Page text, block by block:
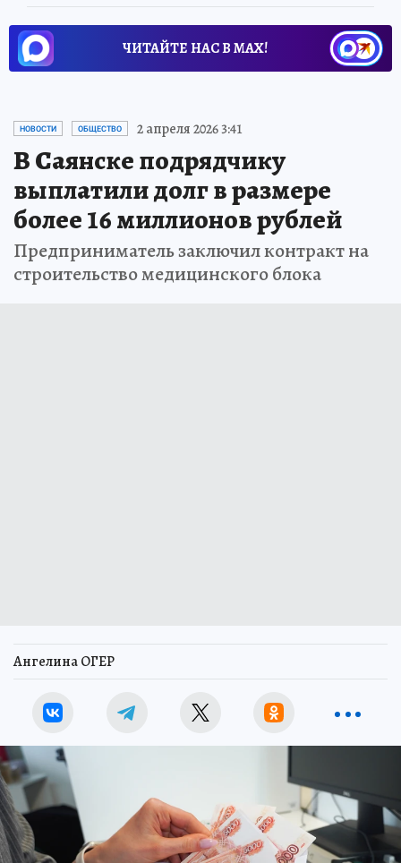
ЧИТАЙТЕ НАС В МАХ!
НОВОСТИ ОБЩЕСТВО 2 апреля 2026 3:41
В Саянске подрядчику
выплатили долг в размере
более 16 миллионов рублей
Предприниматель заключил контракт на
строительство медицинского блока
Ангелина ОГЕР